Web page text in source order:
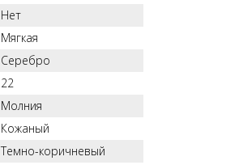
Нет
Мягкая
Серебро
22
Молния
Кожаный
Темно-коричневый